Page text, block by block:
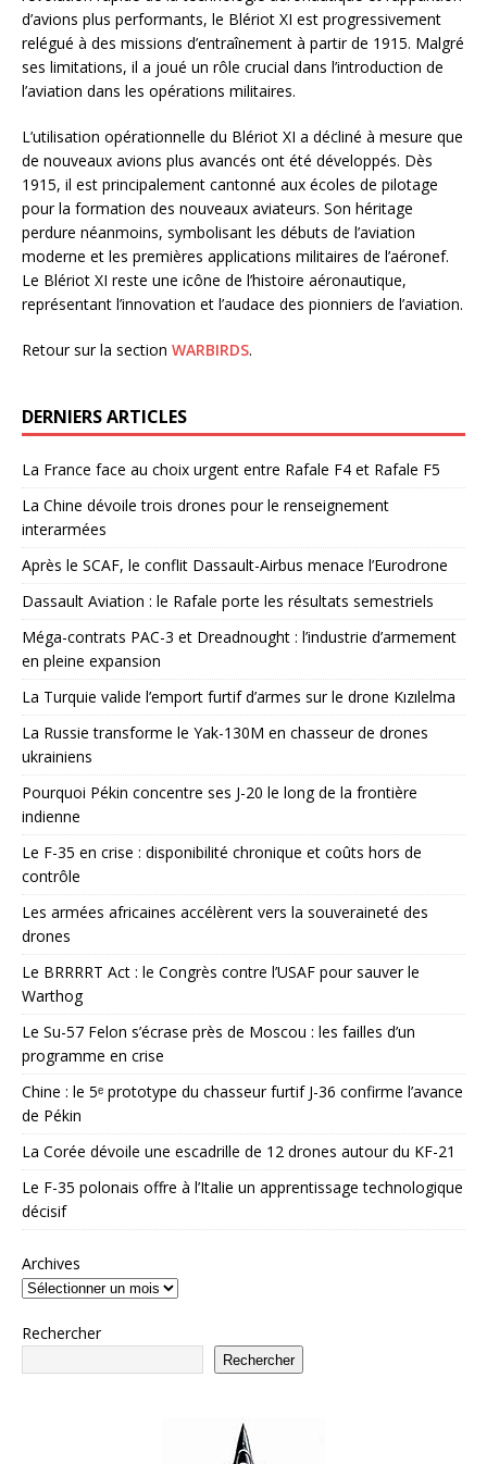
d’avions plus performants, le Blériot XI est progressivement
relégué à des missions d’entraînement à partir de 1915. Malgré
ses limitations, il a joué un rôle crucial dans l’introduction de
l’aviation dans les opérations militaires.
L’utilisation opérationnelle du Blériot XI a décliné à mesure que
de nouveaux avions plus avancés ont été développés. Dès
1915, il est principalement cantonné aux écoles de pilotage
pour la formation des nouveaux aviateurs. Son héritage
perdure néanmoins, symbolisant les débuts de l’aviation
moderne et les premières applications militaires de l’aéronef.
Le Blériot XI reste une icône de l’histoire aéronautique,
représentant l’innovation et l’audace des pionniers de l’aviation.
Retour sur la section WARBIRDS.
DERNIERS ARTICLES
La France face au choix urgent entre Rafale F4 et Rafale F5
La Chine dévoile trois drones pour le renseignement
interarmées
Après le SCAF, le conflit Dassault-Airbus menace l’Eurodrone
Dassault Aviation : le Rafale porte les résultats semestriels
Méga-contrats PAC-3 et Dreadnought : l’industrie d’armement
en pleine expansion
La Turquie valide l’emport furtif d’armes sur le drone Kızılelma
La Russie transforme le Yak-130M en chasseur de drones
ukrainiens
Pourquoi Pékin concentre ses J-20 le long de la frontière
indienne
Le F-35 en crise : disponibilité chronique et coûts hors de
contrôle
Les armées africaines accélèrent vers la souveraineté des
drones
Le BRRRRT Act : le Congrès contre l’USAF pour sauver le
Warthog
Le Su-57 Felon s’écrase près de Moscou : les failles d’un
programme en crise
Chine : le 5ᵉ prototype du chasseur furtif J-36 confirme l’avance
de Pékin
La Corée dévoile une escadrille de 12 drones autour du KF-21
Le F-35 polonais offre à l’Italie un apprentissage technologique
décisif
Archives
Rechercher
Rechercher